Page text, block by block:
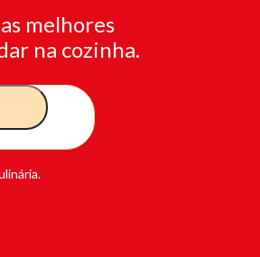
melhores
na cozinha.